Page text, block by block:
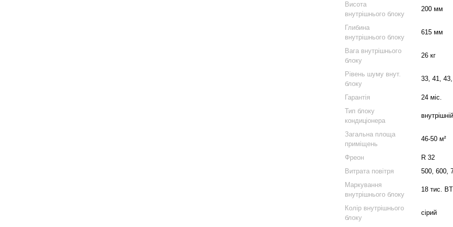
Висота
внутрішнього блоку
200 мм
Глибина
внутрішнього блоку
615 мм
Вага внутрішнього
блоку
26 кг
Рівень шуму внут.
блоку
33, 41,
Гарантія
24 міс.
Тип блоку
кондиціонера
внутрішній
Загальна площа
приміщень
46-50 м²
Фреон
R 32
Витрата повітря
500, 600,
Маркування
внутрішнього блоку
18 тис.
Колір внутрішнього
блоку
сірий